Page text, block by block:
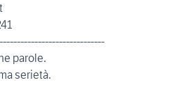
parole.
serietà.